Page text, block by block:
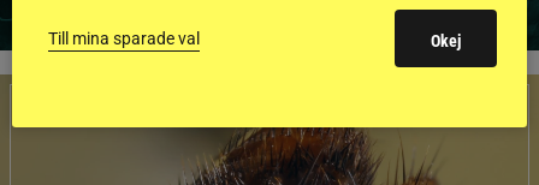
Till mina sparade val Okej